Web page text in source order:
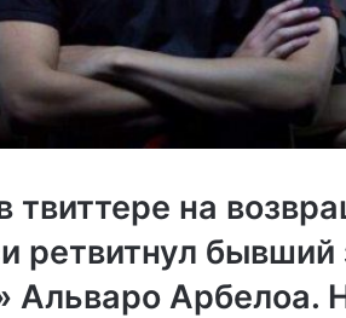
твиттере на
ретвитнул
Арбелоа.